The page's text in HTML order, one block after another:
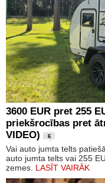
3600 EUR pret 255
priekšrocības pret
VIDEO)
6
Vai auto jumta telts
auto jumta telts vai 255
zemes. LASĪT VAIRĀK